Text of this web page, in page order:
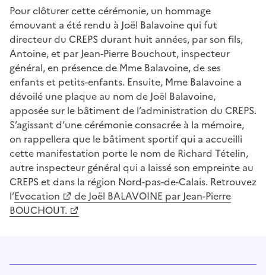
Pour clôturer cette cérémonie, un hommage
émouvant a été rendu à Joël Balavoine qui fut
directeur du CREPS durant huit années, par son fils,
Antoine, et par Jean-Pierre Bouchout, inspecteur
général, en présence de Mme Balavoine, de ses
enfants et petits-enfants. Ensuite, Mme Balavoine a
dévoilé une plaque au nom de Joël Balavoine,
apposée sur le bâtiment de l’administration du CREPS.
S’agissant d’une cérémonie consacrée à la mémoire,
on rappellera que le bâtiment sportif qui a accueilli
cette manifestation porte le nom de Richard Tételin,
autre inspecteur général qui a laissé son empreinte au
CREPS et dans la région Nord-pas-de-Calais. Retrouvez
l’Evocation
de Joël BALAVOINE par Jean-Pierre
BOUCHOUT.